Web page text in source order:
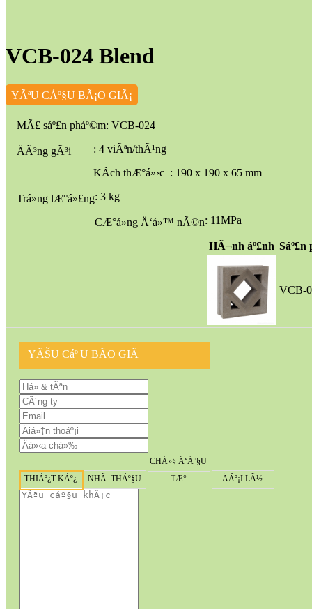
VCB-024 Blend
YÃªU CÁº§U BÃ¡O GIÃ¡
MÃ£ sáº£n pháº©m: VCB-024
ÄÃ³ng gÃ³i
: 4 viÃªn/thÃ¹ng
KÃ­ch thÆ°á»›c : 190 x 190 x 65 mm
Trá»ng lÆ°á»£ng: 3 kg
CÆ°á»ng Ä‘á»™ nÃ©n: 11MPa
HÃ¬nh áº£nh Sáº£n
VCB-
YÃŠU Cáº¦U BÃO GIÃ
THIÁº¿T KÁº¿ NHÃ THÁº§U
CHÁ»§ Ä‘Áº§U
TÆ°
ÄÁº¡I LÃ½